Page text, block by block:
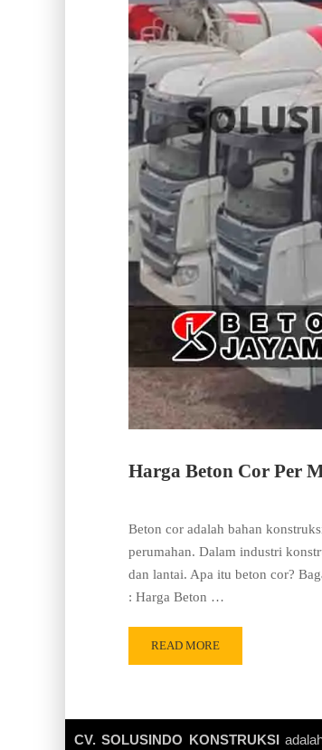
Harga Beton Cor Per
Beton cor adalah bahan
perumahan. Dalam industri
dan lantai. Apa itu beton cor?
: Harga Beton …
READ MORE
CV. SOLUSINDO KONSTRUKSI